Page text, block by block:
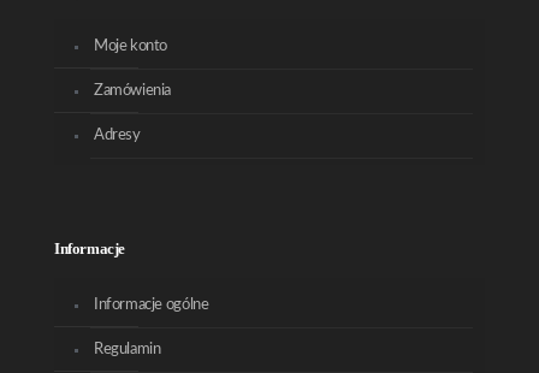
Moje konto
Zamówienia
Adresy
Informacje
Informacje ogólne
Regulamin